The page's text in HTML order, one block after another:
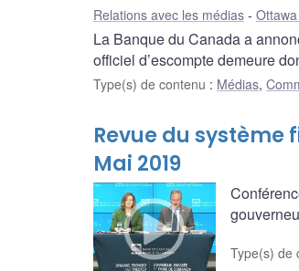
Relations avec les médias
La Banque du Canada a
officiel d’escompte demeure
Type(s) de contenu : Médias,
Revue du
Mai 2019
Type(s) de